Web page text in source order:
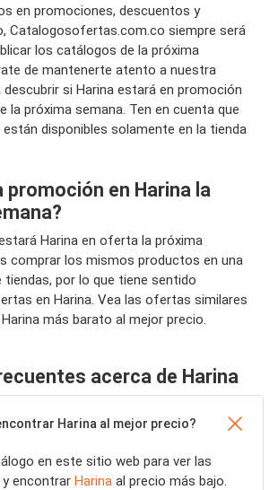
en promociones, descuentos y
Catalogosofertas.com.co siempre será
los catálogos de la próxima
de mantenerte atento a nuestra
descubrir si Harina estará en promoción
la próxima semana. Ten en cuenta que
disponibles solamente en la tienda
promoción en Harina la
Harina en oferta la próxima
comprar los mismos productos en una
tiendas, por lo que tiene sentido
en Harina. Vea las ofertas similares
más barato al mejor precio.
acerca de Harina
Harina al mejor precio?
en este sitio web para ver las
encontrar Harina al precio más bajo.